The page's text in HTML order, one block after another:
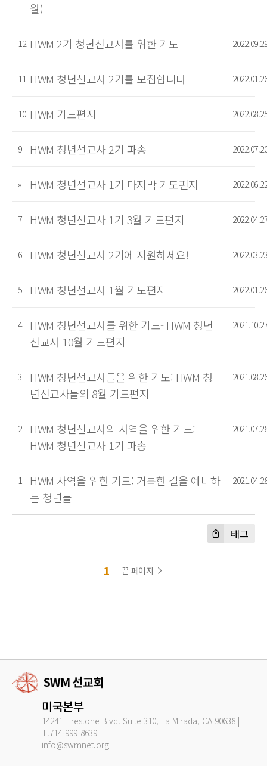
월)
12 HWM 2기 청년선교사를 위한 기도 2022.09.29
11 HWM 청년선교사 2기를 모집합니다 2022.01.26
10 HWM 기도편지 2022.08.25
9 HWM 청년선교사 2기 파송 2022.07.20
» HWM 청년선교사 1기 마지막 기도편지 2022.06.22
7 HWM 청년선교사 1기 3월 기도편지 2022.04.27
6 HWM 청년선교사 2기에 지원하세요! 2022.03.23
5 HWM 청년선교사 1월 기도편지 2022.01.26
4
HWM 청년선교사를 위한 기도- HWM 청년
선교사 10월 기도편지
2021.10.27
3
HWM 청년선교사들을 위한 기도: HWM 청
년선교사들의 8월 기도편지
2021.08.26
2
HWM 청년선교사의 사역을 위한 기도:
HWM 청년선교사 1기 파송
2021.07.28
1
HWM 사역을 위한 기도: 거룩한 길을 예비하
는 청년들
2021.04.28
태그
1 끝 페이지
미국본부
14241 Firestone Blvd. Suite 310, La Mirada, CA 90638 |
T.714-999-8639
info@swmnet.org